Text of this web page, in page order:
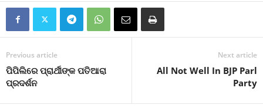
Previous article
ପିପିଲିରେ ପ୍ରାର୍ଥୀଙ୍କ ପତିଆରା
ପ୍ରଦର୍ଶନ
Next article
All Not Well In BJP Parl
Party